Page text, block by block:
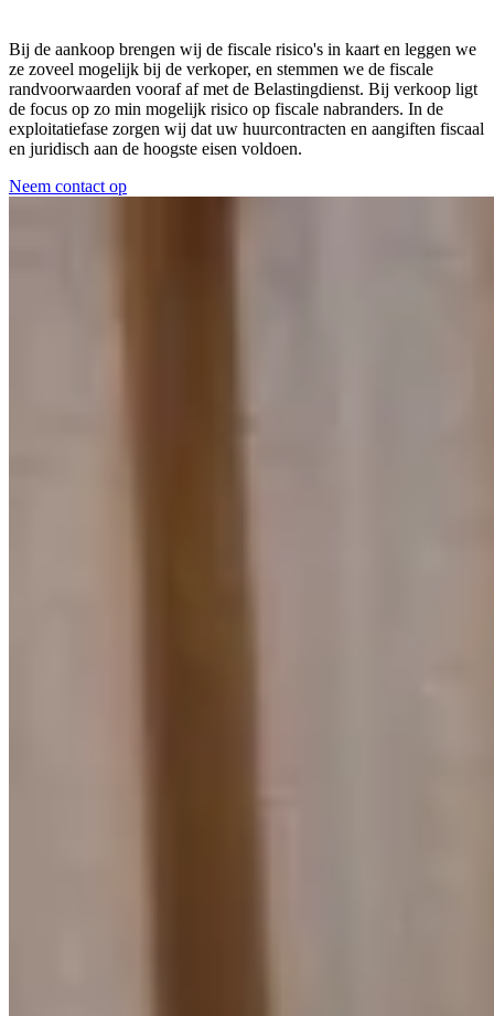
Bij de aankoop brengen wij de fiscale risico's in kaart en leggen we
ze zoveel mogelijk bij de verkoper, en stemmen we de fiscale
randvoorwaarden vooraf af met de Belastingdienst. Bij verkoop ligt
de focus op zo min mogelijk risico op fiscale nabranders. In de
exploitatiefase zorgen wij dat uw huurcontracten en aangiften fiscaal
en juridisch aan de hoogste eisen voldoen.
Neem contact op